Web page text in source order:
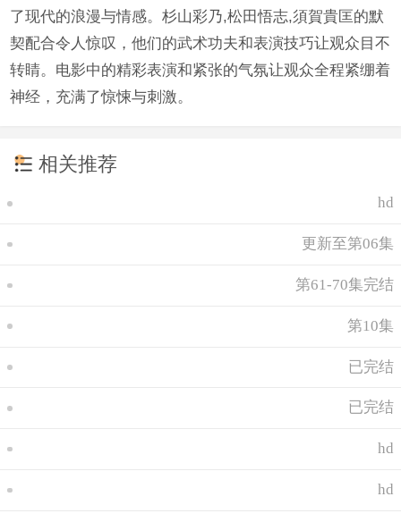
了现代的浪漫与情感。杉山彩乃,松田悟志,須賀貴匡的默
契配合令人惊叹，他们的武术功夫和表演技巧让观众目不
转睛。电影中的精彩表演和紧张的气氛让观众全程紧绷着
神经，充满了惊悚与刺激。
相关推荐
hd
更新至第06集
第61-70集完结
第10集
已完结
已完结
hd
hd